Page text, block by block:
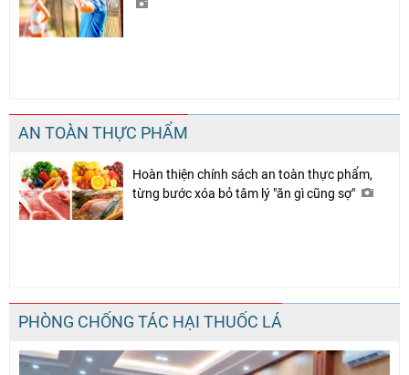
AN TOÀN THỰC PHẨM
Hoàn thiện chính sách an toàn thực phẩm,
từng bước xóa bỏ tâm lý "ăn gì cũng sợ"
PHÒNG CHỐNG TÁC HẠI THUỐC LÁ